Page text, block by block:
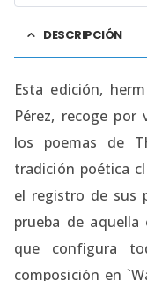
DESCRIPCIÓN
Esta edición,
Pérez, recoge por
los poemas de
tradición poética
el registro de sus
prueba de aquella
que configura
composición en